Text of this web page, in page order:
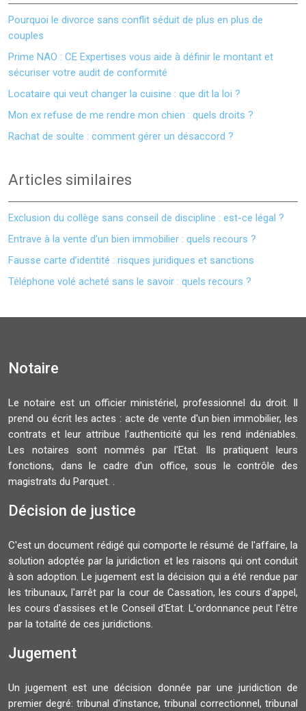
Pourquoi le divorce sans conflit séduit de plus en plus de
couples
Prime NAO : CE Expertises vous aide à définir le montant et
sécuriser votre audit de conformité
Locataire qui veut changer la cuisine : que dit la loi ?
Mon ex refuse de me rendre mon chien : quels droits ?
Rachat de soulte : comment gérer un désaccord ?
Articles similaires
Exclusion du collège sans conseil de discipline : est-ce légal ?
Entrave à la vente d’un bien immobilier : quels recours ?
Fausse carte d’identité : risques juridiques et sanctions
Téléphone volé acheté sans le savoir : quels recours ?
Notaire
Le notaire est un officier ministériel, professionnel du droit. Il
prend ou écrit les actes : acte de vente d'un bien immobilier, les
contrats et leur attribue l'authenticité qui les rend indéniables.
Les notaires sont nommés par l'Etat. Ils pratiquent leurs
fonctions, dans le cadre d'un office, sous le contrôle des
magistrats du Parquet. .
Décision de justice
C'est un document rédigé qui comporte le résumé de l'affaire, la
solution adoptée par la juridiction et les raisons qui ont conduit
à son adoption. Le jugement est la décision qui a été rendue par
les tribunaux, l'arrêt par la cour de Cassation, les cours d'appel,
les cours d'assises et le Conseil d'Etat. L'ordonnance peut l'être
par la totalité de ces juridictions.
Jugement
Un jugement est une décision donnée par une juridiction de
premier degré: tribunal d'instance, tribunal correctionnel, tribunal